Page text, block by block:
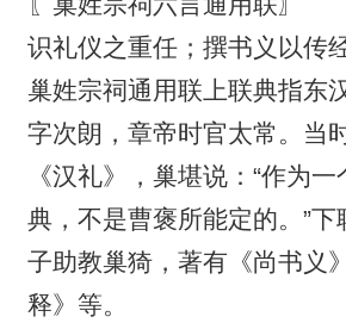
识礼仪之重任；撰书义以
巢姓宗祠通用联上联典指东
字次朗，章帝时官太常。当
《汉礼》，巢堪说：“作为
典，不是曹褒所能定的。”下
子助教巢猗，著有《尚书义
释》等。